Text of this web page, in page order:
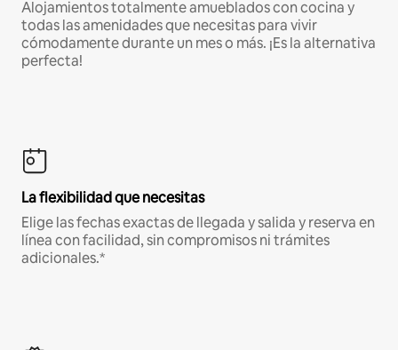
Alojamientos totalmente amueblados con cocina y
todas las amenidades que necesitas para vivir
cómodamente durante un mes o más. ¡Es la alternativa
perfecta!
La flexibilidad que necesitas
Elige las fechas exactas de llegada y salida y reserva en
línea con facilidad, sin compromisos ni trámites
adicionales.*